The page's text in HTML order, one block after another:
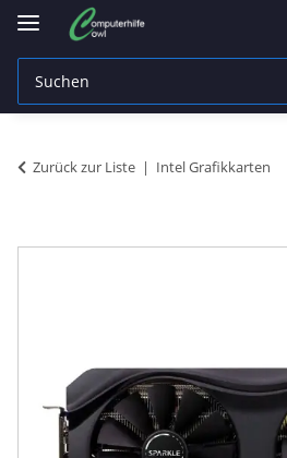
Zurück zur Liste Intel Grafikkarten